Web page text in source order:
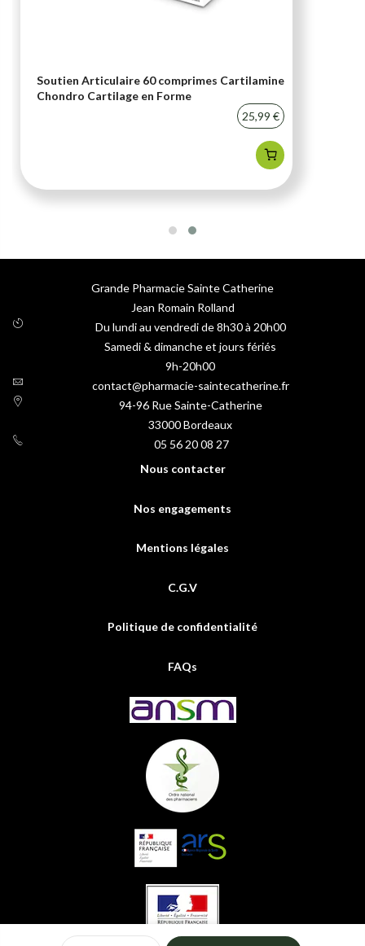
Soutien Articulaire 60 comprimes Cartilamine
Chondro Cartilage en Forme
25,99 €
Grande Pharmacie Sainte Catherine
Jean Romain Rolland
Du lundi au vendredi de 8h30 à 20h00
Samedi & dimanche et jours fériés
9h-20h00
contact@pharmacie-saintecatherine.fr
94-96 Rue Sainte-Catherine
33000Bordeaux
05 56 20 08 27
Nous contacter
Nos engagements
Mentions légales
C.G.V
Politique de confidentialité
FAQs